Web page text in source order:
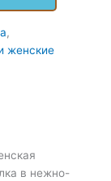
,
женские
в нежно-